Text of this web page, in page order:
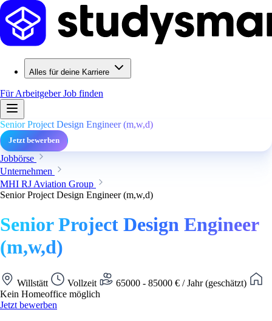
Alles für deine Karriere
Für ArbeitgeberJob finden
Senior Project Design Engineer (m,w,d)
Jetzt bewerben
Jobbörse
Unternehmen
MHI RJ Aviation Group
Senior Project Design Engineer (m,w,d)
Senior Project Design Engineer
(m,w,d)
Willstätt Vollzeit
65000 - 85000 € / Jahr (geschätzt)
Kein Homeoffice möglich
Jetzt bewerben